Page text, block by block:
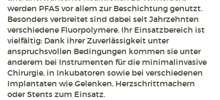
werden PFAS vor allem zur Beschichtung genutzt.
Besonders verbreitet sind dabei seit Jahrzehnten
verschiedene Fluorpolymere. Ihr Einsatzbereich ist
vielfältig: Dank ihrer Zuverlässigkeit unter
anspruchsvollen Bedingungen kommen sie unter
anderem bei Instrumenten für die minimalinvasive
Chirurgie, in Inkubatoren sowie bei verschiedenen
Implantaten wie Gelenken, Herzschrittmachern
oder Stents zum Einsatz.